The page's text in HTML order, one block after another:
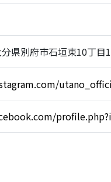
県別府市石垣東10丁目